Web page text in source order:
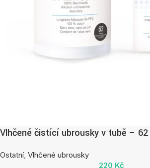
Vlhčené čistící ubrousky v tubě – 62
Ostatní, Vlhčené ubrousky
220 Kč